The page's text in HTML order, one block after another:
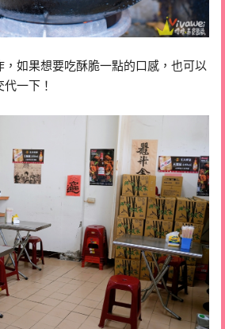
如果想要吃酥脆一點的口感，也可以
一下！